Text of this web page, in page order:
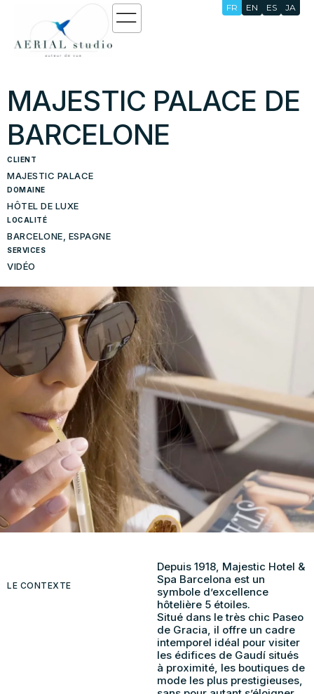
FR EN ES JA
MAJESTIC PALACE DE
BARCELONE
CLIENT
MAJESTIC PALACE
DOMAINE
HÔTEL DE LUXE
LOCALITÉ
BARCELONE, ESPAGNE
SERVICES
VIDÉO
LE CONTEXTE
Depuis 1918, Majestic Hotel &
Spa Barcelona est un
symbole d’excellence
hôtelière 5 étoiles.
Situé dans le très chic Paseo
de Gracia, il offre un cadre
intemporel idéal pour visiter
les édifices de Gaudí situés
à proximité, les boutiques de
mode les plus prestigieuses,